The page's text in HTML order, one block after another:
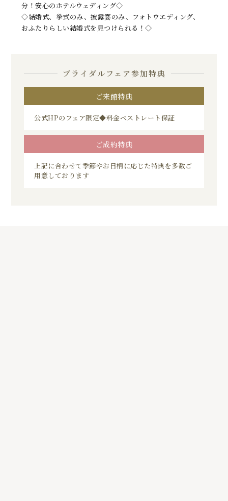
分！安心のホテルウェディング◇
◇結婚式、挙式のみ、披露宴のみ、フォトウエディング、
おふたりらしい結婚式を見つけられる！◇
ブライダルフェア参加特典
ご来館特典
公式HPのフェア限定◆料金ベストレート保証
ご成約特典
上記に合わせて季節やお日柄に応じた特典を多数ご
用意しております